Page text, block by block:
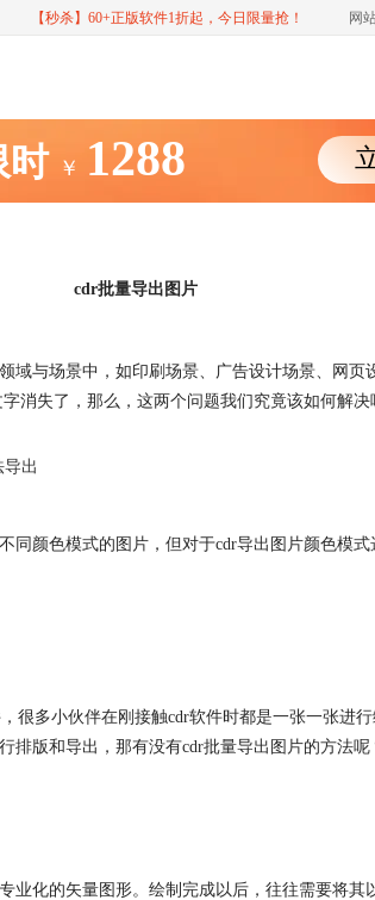
【秒杀】60+正版软件1折起，今日限量抢！ 网
时 ￥ 1288
cdr批量导出图片
域与场景中，如印刷场景、广告设计场景、网页
消失了，那么，这两个问题我们究竟该如何解决
导出
颜色模式的图片，但对于cdr导出图片颜色模
很多小伙伴在刚接触cdr软件时都是一张一张进
排版和导出，那有没有cdr批量导出图片的方法
业化的矢量图形。绘制完成以后，往往需要将